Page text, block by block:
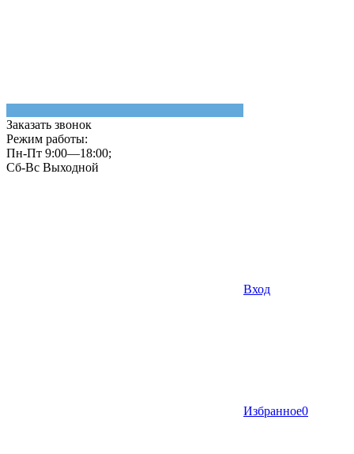
Заказать звонок
Режим работы:
Пн-Пт 9:00—18:00;
Сб-Вс Выходной
Вход
Избранное0